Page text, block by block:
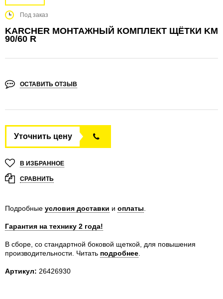
Под заказ
KARCHER МОНТАЖНЫЙ КОМПЛЕКТ ЩЁТКИ KM
90/60 R
ОСТАВИТЬ ОТЗЫВ
Уточнить цену
В ИЗБРАННОЕ
СРАВНИТЬ
Подробные условия доставки и оплаты
Гарантия на технику 2 года!
В сборе, со стандартной боковой щеткой, для повышения
производительности.
Читать подробнее
Артикул: 26426930